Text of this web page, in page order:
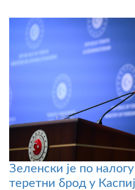
Зеленски је по
теретни брод у